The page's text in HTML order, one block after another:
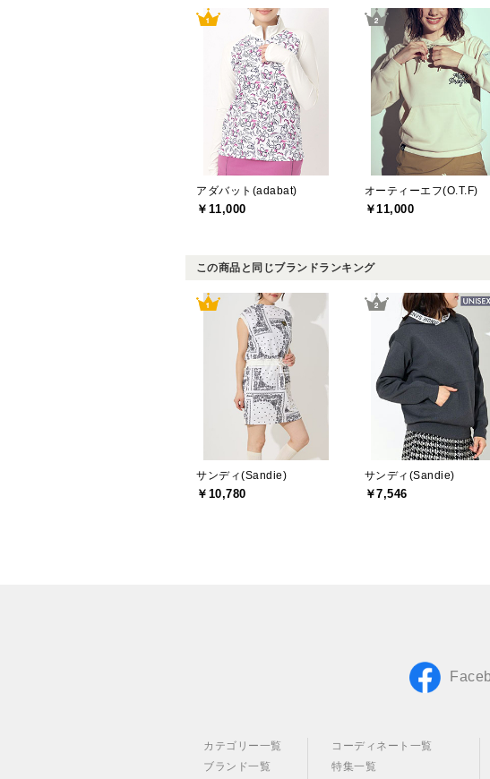
アダバット(adabat)
￥11,000
オーティーエフ(O.T.F)
￥11,000
この商品と同じブランドランキング
サンディ(Sandie)
￥10,780
サンディ(Sandie)
￥7,546
カテゴリー一覧
ブランド一覧
コーディネート一覧
特集一覧